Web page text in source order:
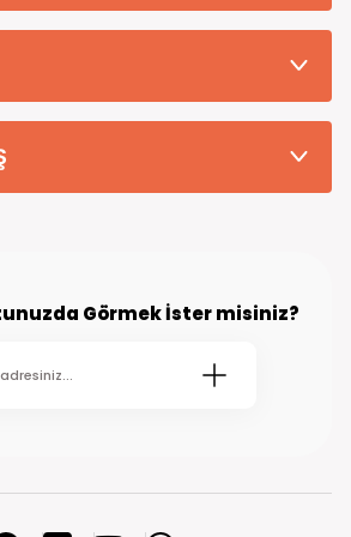
köy kasaba gibi yerlere bu süre 7 güne
Görmek İster misiniz?